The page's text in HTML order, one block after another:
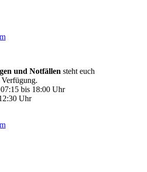
und Notfällen steht euch
Verfügung.
bis 18:00 Uhr
Uhr